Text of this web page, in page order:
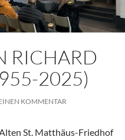
RICHARD
2025)
KOMMENTAR
St. Matthäus-Friedhof